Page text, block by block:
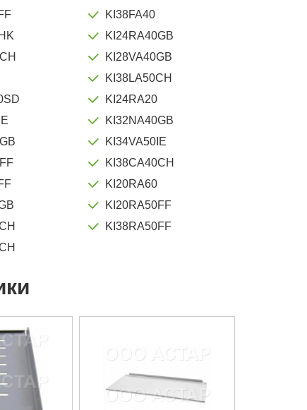
KI38FA40
KI24RA40GB
KI28VA40GB
KI38LA50CH
KI24RA20
KI32NA40GB
KI34VA50IE
KI38CA40CH
KI20RA60
KI20RA50FF
KI38RA50FF